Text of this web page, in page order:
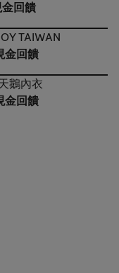
金回饋
TAIWAN
TAIWAN
金回饋
鵝內衣
鵝內衣
金回饋